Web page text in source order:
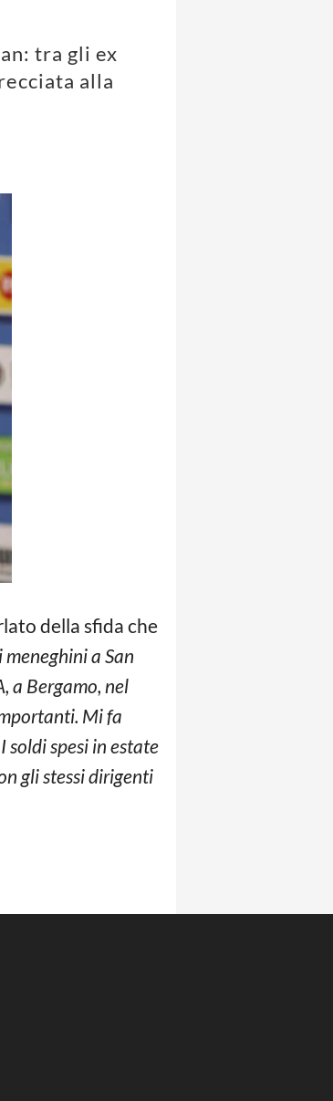
tra gli ex
alla
della sfida che
a San
a Bergamo, nel
Mi fa
soldi spesi in estate
gli stessi dirigenti